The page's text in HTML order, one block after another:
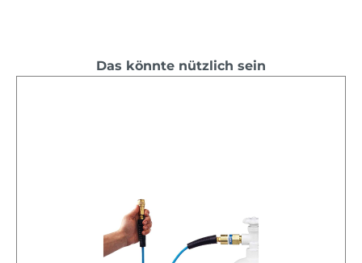
Das könnte nützlich sein